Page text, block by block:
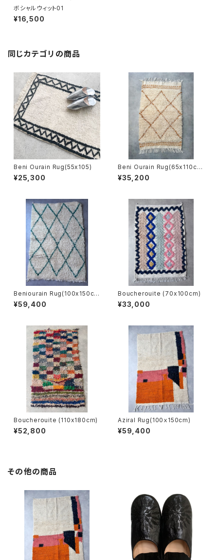
ボシャルウィット01
¥16,500
同じカテゴリの商品
Beni Ourain Rug(55x105)
¥25,300
Beni Ourain Rug(65x110c
m)
¥35,200
Beniourain Rug(100x150c
m)
¥59,400
Boucherouite (70x100cm)
¥33,000
Boucherouite (110x180cm)
¥52,800
Aziral Rug(100ｘ150cm)
¥59,400
その他の商品